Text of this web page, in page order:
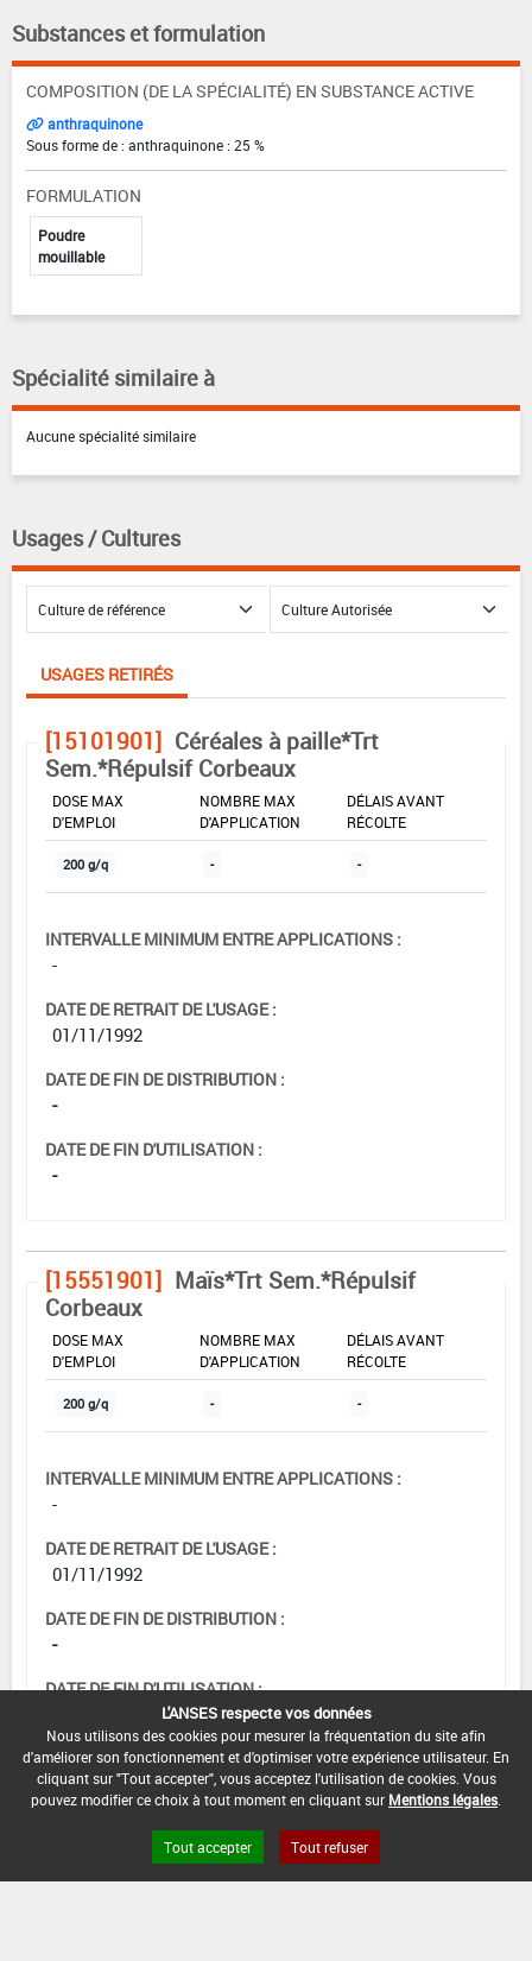
Substances et formulation
COMPOSITION (DE LA SPÉCIALITÉ) EN SUBSTANCE ACTIVE
anthraquinone
Sous forme de : anthraquinone : 25 %
FORMULATION
Poudre
mouillable
Spécialité similaire à
Aucune spécialité similaire
Usages / Cultures
USAGES RETIRÉS
[15101901] Céréales à paille*Trt
Sem.*Répulsif Corbeaux
DOSE MAX
D'EMPLOI
NOMBRE MAX
D'APPLICATION
DÉLAIS AVANT
RÉCOLTE
200 g/q - -
INTERVALLE MINIMUM ENTRE APPLICATIONS :
-
DATE DE RETRAIT DE L'USAGE :
01/11/1992
DATE DE FIN DE DISTRIBUTION :
-
DATE DE FIN D'UTILISATION :
-
[15551901] Maïs*Trt Sem.*Répulsif
Corbeaux
DOSE MAX
D'EMPLOI
NOMBRE MAX
D'APPLICATION
DÉLAIS AVANT
RÉCOLTE
200 g/q - -
INTERVALLE MINIMUM ENTRE APPLICATIONS :
-
DATE DE RETRAIT DE L'USAGE :
01/11/1992
DATE DE FIN DE DISTRIBUTION :
-
DATE DE FIN D'UTILISATION :
L'ANSES respecte vos données
Nous utilisons des cookies pour mesurer la fréquentation du site afin
d'améliorer son fonctionnement et d'optimiser votre expérience utilisateur. En
cliquant sur "Tout accepter", vous acceptez l'utilisation de cookies. Vous
pouvez modifier ce choix à tout moment en cliquant sur Mentions légales
Tout accepter Tout refuser